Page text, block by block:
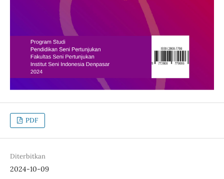
PDF
Diterbitkan
2024-10-09